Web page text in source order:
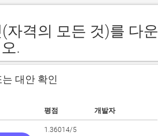
자격의 모든 것)를 다운
.
대안 확인
평점 개발자
1.36014/5